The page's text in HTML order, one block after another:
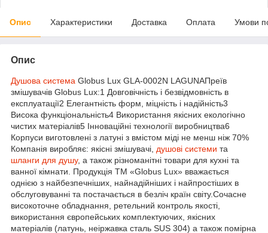
Опис Характеристики Доставка Оплата Умови
Опис
Душова система Globus Lux GLA-0002N LAGUNAПреїв
змішувачів Globus Lux:1 Довговічність і безвідмовність в
експлуатації2 Елегантність форм, міцність і надійність3
Висока функціональність4 Використання якісних екологічно
чистих матеріалів5 Інноваційні технології виробництва6
Корпуси виготовлені з латуні з вмістом міді не менш ніж 70%
Компанія виробляє: якісні змішувачі, душові системи та
шланги для душу, а також різноманітні товари для кухні та
ванної кімнати. Продукція ТМ «Globus Lux» вважається
однією з найбезпечніших, найнадійніших і найпростіших в
обслуговуванні та постачається в безліч країн світу.Сочасне
високоточне обладнання, ретельний контроль якості,
використання європейських комплектуючих, якісних
матеріалів (латунь, неіржавка сталь SUS 304) а також помірна